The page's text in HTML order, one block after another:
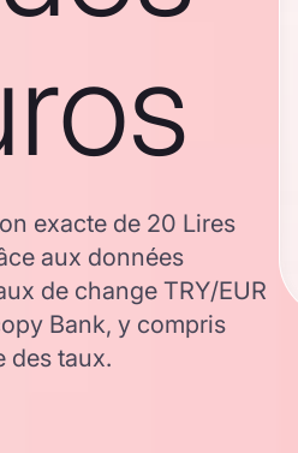
exacte de 20 Lires
aux données
de change TRY/EUR
Bank, y compris
des taux.